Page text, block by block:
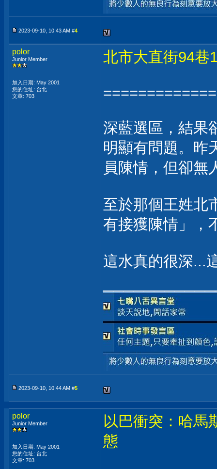
2023-09-10, 10:43 AM #4
polor
Junior Member
加入日期: May 2001
您的住址: 台北
文章: 703
北市大直街94巷
深藍選區，結果
明顯有問題。昨
員陳情，但卻無
至於那個王姓北
有接獲陳情」，
這水真的很深...
2023-09-10, 10:44 AM #5
polor
Junior Member
加入日期: May 2001
您的住址: 台北
文章: 703
以巴衝突：哈馬
態